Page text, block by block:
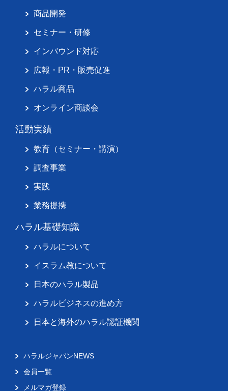
商品開発
セミナー・研修
インバウンド対応
広報・PR・販売促進
ハラル商品
オンライン商談会
活動実績
教育（セミナー・講演）
調査事業
実践
業務提携
ハラル基礎知識
ハラルについて
イスラム教について
日本のハラル製品
ハラルビジネスの進め方
日本と海外のハラル認証機関
ハラルジャパンNEWS
会員一覧
メルマガ登録